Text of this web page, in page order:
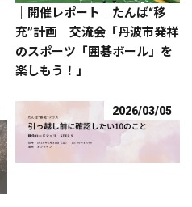
｜開催レポート｜たんば“移
充”計画 交流会「丹波市発祥
のスポーツ「囲碁ボール」を
楽しもう！」
2026/03/05